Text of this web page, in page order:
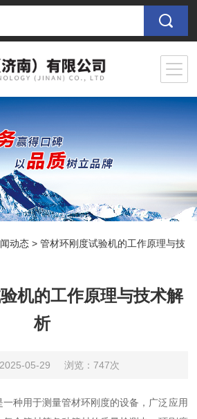
动态 >管材环刚度试验机的工作原理与技
机的工作原理与技术解
析
05-29 浏览：747次
用于测量管材环刚度的设备，广泛应用